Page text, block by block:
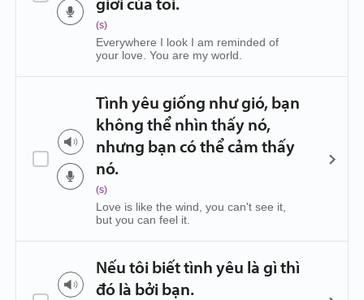
(s)
Everywhere I look I am reminded of
your love. You are my world.
Tình yêu giống như gió, bạn
không thể nhìn thấy nó,
nhưng bạn có thể cảm thấy
nó.
(s)
Love is like the wind, you can't see it,
but you can feel it.
Nếu tôi biết tình yêu là gì thì
đó là bởi bạn.